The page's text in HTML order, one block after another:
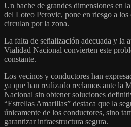
Un bache de grandes dimensiones en
del Loteo Perovic, pone en riesgo a los
circulan por la zona.
La falta de señalización adecuada y la
Vialidad Nacional convierten este
constante.
Los vecinos y conductores han
ya que han realizado reclamos ante la
Nacional sin obtener soluciones
“Estrellas Amarillas” destaca que la
únicamente de los conductores, sino
garantizar infraestructura segura.